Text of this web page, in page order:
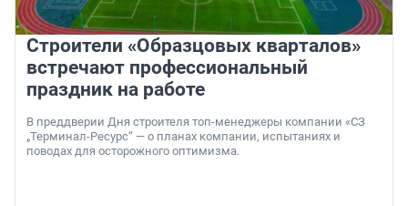
Строители «Образцовых кварталов»
встречают профессиональный
праздник на работе
В преддверии Дня строителя топ-менеджеры компании «СЗ
„Терминал-Ресурс“ — о планах компании, испытаниях и
поводах для осторожного оптимизма.